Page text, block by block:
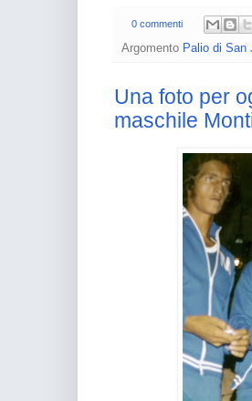
0 commenti
Argomento Palio di San
Una foto per
maschile